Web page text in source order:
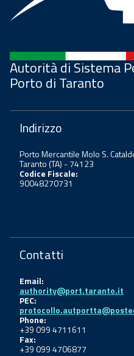
Autorità di Sistema
Porto di Taranto
Indirizzo
Porto Mercantile Molo S.
Taranto (TA) - 74123
Codice Fiscale:
90048270731
Contatti
Email:
authority@port.taranto.it
PEC:
Phone:
+39 099 4711611
Fax:
+39 099 4706877